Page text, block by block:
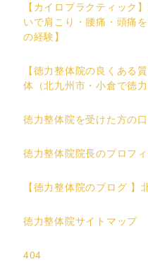
【カイロプラクティック
いで肩こり・腰痛・頭痛
の経験】
【徳力整体院の良くある
体（北九州市・小倉で徳
徳力整体院を受けた方の
徳力整体院院長のプロフ
【徳力整体院のブログ 】
徳力整体院サイトマップ
404